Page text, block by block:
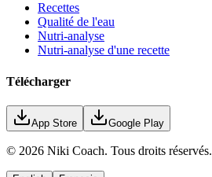
Recettes
Qualité de l'eau
Nutri-analyse
Nutri-analyse d'une recette
Télécharger
App Store Google Play
© 2026 Niki Coach. Tous droits réservés.